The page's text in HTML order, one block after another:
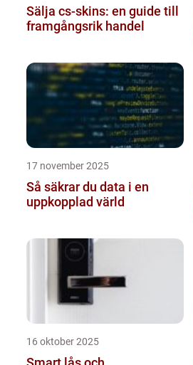
Sälja cs-skins: en guide till
framgångsrik handel
17 november 2025
Så säkrar du data i en
uppkopplad värld
16 oktober 2025